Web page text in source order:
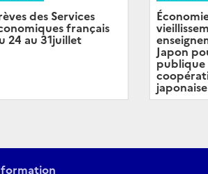
des Services
français
24 au 31juillet
Japon
publique
japonaise